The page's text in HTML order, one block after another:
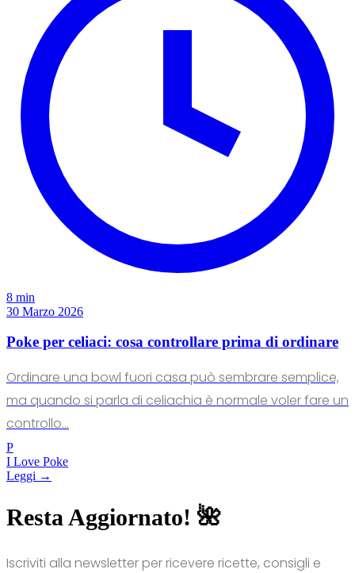
8 min
30 Marzo 2026
Poke per celiaci: cosa controllare prima di ordinare
Ordinare una bowl fuori casa può sembrare semplice,
ma quando si parla di celiachia è normale voler fare un
controllo...
P
I Love Poke
Leggi →
Resta Aggiornato! 🌺
Iscriviti alla newsletter per ricevere ricette, consigli e